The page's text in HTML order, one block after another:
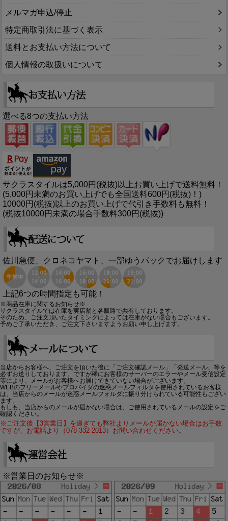
メルマガ申込/停止
特定商取引法に基づく表示
送料とお支払い方法について
個人情報の取扱いについて
選べる8つの支払い方法
サクラスタイルは5,000円(税抜)以上お買い上げで送料無料！
(5,000円未満のお買い上げでも全国送料600円(税抜)！)
10000円(税抜)以上のお買い上げで代引き手数料も無料！
(税抜10000円未満の場合手数料300円(税抜))
佐川急便、クロネコヤマト、一部ゆうパックでお届けします
上記6つの時間指定も可能！
※商品在庫に関するお知らせ※
サクラスタイルでは在庫を実店舗と各販路で共有しております。
そのため、ご注文頂いたタイミングによっては在庫がない場合もございます。
予めご了承いただき、ご注文下さいますようお願い申し上げます。
当店からお客様へ、ご注文を頂いた後に「ご注文確認メール」「発送メール」等を
必ずお送りしております。ですが稀にお客様のサーバーのエラーやメール受信設定
等により、メールがお客様へお届けできていない場合がございます。
WEBのフリーメールやプロバイダの迷惑メールフィルタを使用されているお客様
は、当店からのメールが迷惑メールフォルダに振り分けられている可能性もござい
ます。
もしも、当店からのメールが届かない場合は、ご使用されているメールの設定をご
確認ください。
※ご注文後【3営業日】を過ぎても弊社よりメールが届かない場合はお手数
ですが、お電話より（078-332-2013）お問い合わせください。
※営業日のお知らせ※